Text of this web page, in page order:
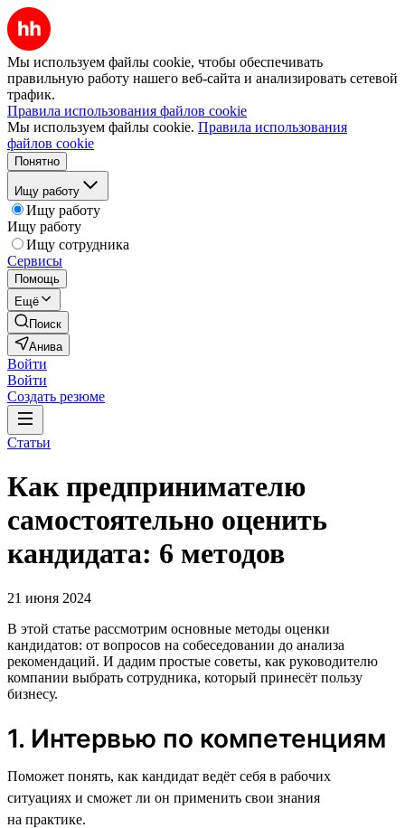
Мы используем файлы cookie, чтобы обеспечивать
правильную работу нашего веб-сайта и анализировать сетевой
трафик.
Правила использования файлов cookie
Мы используем файлы cookie. Правила использования
файлов cookie
Понятно
Ищу работу
Ищу работу
Ищу работу
Ищу сотрудника
Сервисы
Помощь
Ещё
Поиск
Анива
Войти
Войти
Создать резюме
Статьи
Как предпринимателю
самостоятельно оценить
кандидата: 6 методов
21 июня 2024
В этой статье рассмотрим основные методы оценки
кандидатов: от вопросов на собеседовании до анализа
рекомендаций. И дадим простые советы, как руководителю
компании выбрать сотрудника, который принесёт пользу
бизнесу.
1. Интервью по компетенциям
Поможет понять, как кандидат ведёт себя в рабочих
ситуациях и сможет ли он применить свои знания
на практике.